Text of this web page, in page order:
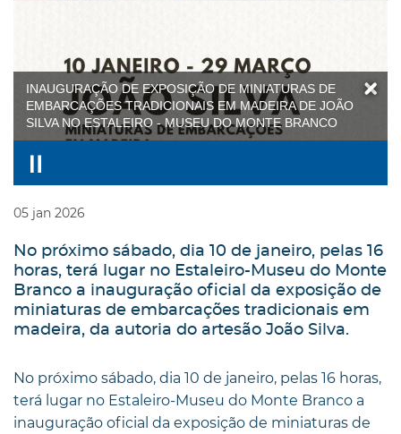
INAUGURAÇÃO DE EXPOSIÇÃO DE MINIATURAS DE
EMBARCAÇÕES TRADICIONAIS EM MADEIRA DE JOÃO
SILVA NO ESTALEIRO - MUSEU DO MONTE BRANCO
05 jan 2026
No próximo sábado, dia 10 de janeiro, pelas 16
horas, terá lugar no Estaleiro-Museu do Monte
Branco a inauguração oficial da exposição de
miniaturas de embarcações tradicionais em
madeira, da autoria do artesão João Silva.
No próximo sábado, dia 10 de janeiro, pelas 16 horas,
terá lugar no Estaleiro-Museu do Monte Branco a
inauguração oficial da exposição de miniaturas de